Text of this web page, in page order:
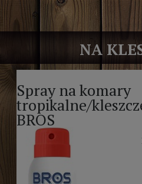
NA
Spray na komary
tropikalne/
BROS